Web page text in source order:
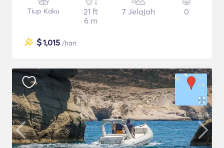
Tiup Kaku
21 ft
6 m
7 Jelajah 0
$1,015 /hari